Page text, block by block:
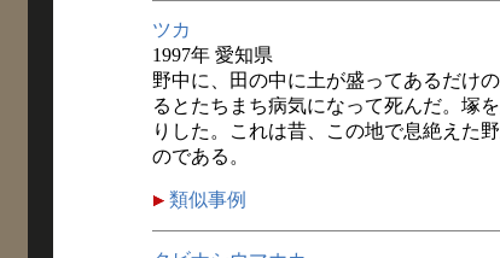
ツカ
1997年 愛知県
野中に、田の中に土が盛ってあるだけ
るとたちまち病気になって死んだ。塚
りした。これは昔、この地で息絶えた
のである。
類似事例